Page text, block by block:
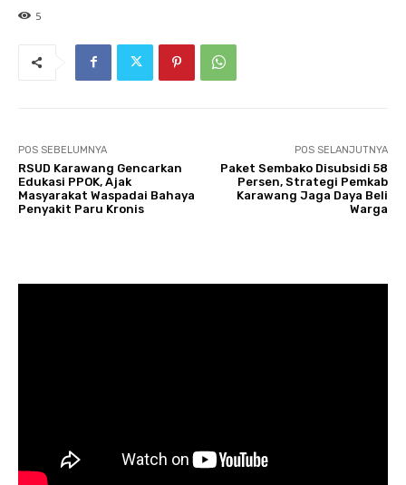
5
POS SEBELUMNYA
RSUD Karawang Gencarkan
Edukasi PPOK, Ajak
Masyarakat Waspadai Bahaya
Penyakit Paru Kronis
POS SELANJUTNYA
Paket Sembako Disubsidi 58
Persen, Strategi Pemkab
Karawang Jaga Daya Beli
Warga